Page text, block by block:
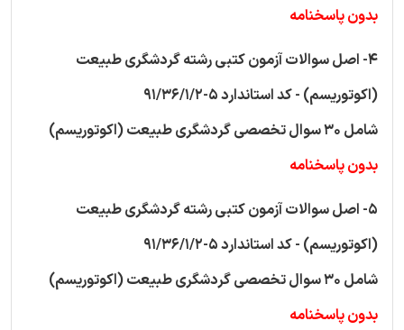
بدون پاسخنامه
4- اصل سوالات آزمون کتبی رشته گردشگری طبیعت
(اکوتوریسم) - کد استاندارد 5-91/36/1/2
شامل 30 سوال تخصصی گردشگری طبیعت (اکوتوریسم)
بدون پاسخنامه
5- اصل سوالات آزمون کتبی رشته گردشگری طبیعت
(اکوتوریسم) - کد استاندارد 5-91/36/1/2
شامل 30 سوال تخصصی گردشگری طبیعت (اکوتوریسم)
بدون پاسخنامه